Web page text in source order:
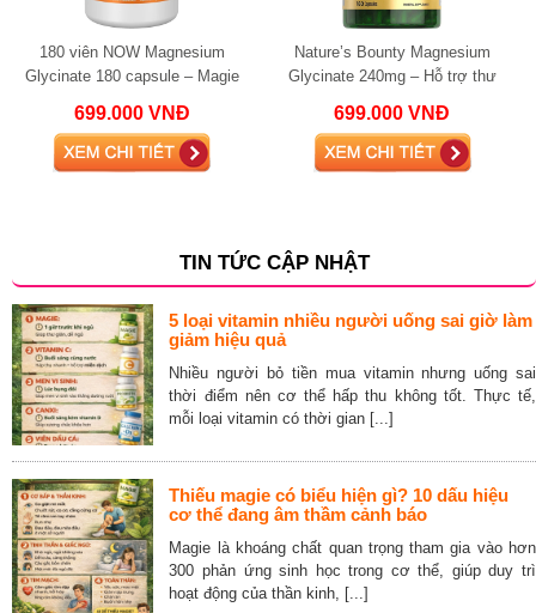
180 viên NOW Magnesium
Glycinate 180 capsule – Magie
bắp và giấc ng
699.000 VNĐ
Nature’s Bounty Magnesium
Glycinate 240mg – Hỗ trợ thư
699.000 VNĐ
TIN TỨC CẬP NHẬT
5 loại vitamin nhiều người uống sai giờ làm
giảm hiệu quả
Nhiều người bỏ tiền mua vitamin nhưng uống sai
thời điểm nên cơ thể hấp thu không tốt. Thực tế,
mỗi loại vitamin có thời gian [...]
Thiếu magie có biểu hiện gì? 10 dấu hiệu
cơ thể đang âm thầm cảnh báo
Magie là khoáng chất quan trọng tham gia vào hơn
300 phản ứng sinh học trong cơ thể, giúp duy trì
hoạt động của thần kinh, [...]